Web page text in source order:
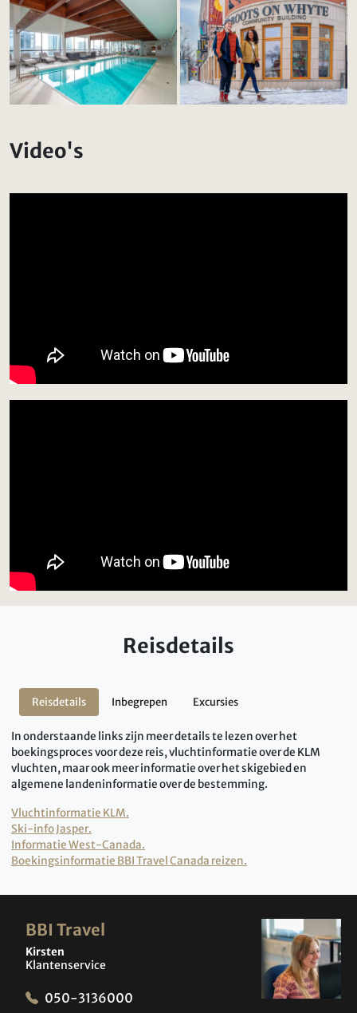
Video's
Reisdetails
Reisdetails Inbegrepen Excursies
In onderstaande links zijn meer details te lezen over het
boekingsproces voor deze reis, vluchtinformatie over de KLM
vluchten, maar ook meer informatie over het skigebied en
algemene landeninformatie over de bestemming.
Vluchtinformatie KLM.
Ski-info Jasper.
Informatie West-Canada.
Boekingsinformatie BBI Travel Canada reizen.
BBI Travel
Kirsten
Klantenservice
050-3136000